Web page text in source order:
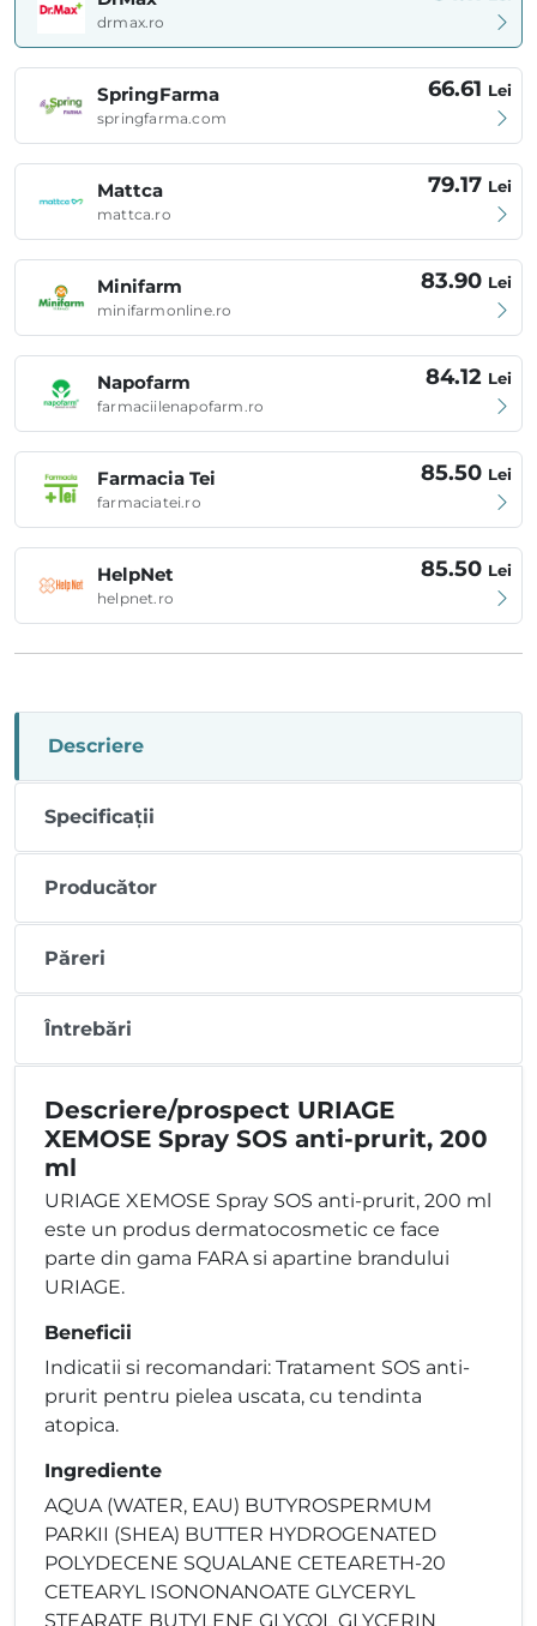
drmax.ro
SpringFarma
springfarma.com
66.61 Lei
Mattca
mattca.ro
79.17 Lei
Minifarm
minifarmonline.ro
83.90 Lei
Napofarm
farmaciilenapofarm.ro
84.12 Lei
Farmacia Tei
farmaciatei.ro
85.50 Lei
HelpNet
helpnet.ro
85.50 Lei
Descriere
Specificații
Producător
Păreri
Întrebări
Descriere/prospect URIAGE
XEMOSE Spray SOS anti-prurit, 200
ml
URIAGE XEMOSE Spray SOS anti-prurit, 200 ml
este un produs dermatocosmetic ce face
parte din gama FARA si apartine brandului
URIAGE.
Beneficii
Indicatii si recomandari: Tratament SOS anti-
prurit pentru pielea uscata, cu tendinta
atopica.
Ingrediente
AQUA (WATER, EAU) BUTYROSPERMUM
PARKII (SHEA) BUTTER HYDROGENATED
POLYDECENE SQUALANE CETEARETH-20
CETEARYL ISONONANOATE GLYCERYL
STEARATE BUTYLENE GLYCOL GLYCERIN